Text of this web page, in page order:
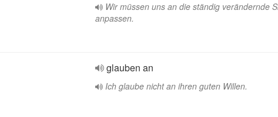
Wir müssen uns an die ständig verändernde
anpassen.
glauben an
Ich glaube nicht an ihren guten Willen.